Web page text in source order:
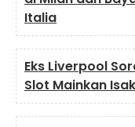
Italia
Eks Liverpool
Slot Mainkan